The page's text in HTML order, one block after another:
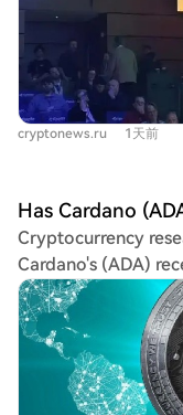
connection with
transfers between
Cardano within a
its mainnet impact remains
targets $0.22,
could invalidate
price toward the
stated Cardano
with other
Cardano PRIME
to increase
This project has
Cardano treasury,
key drivers for
that the top DeFi
Dano Finance,
recent successful
fork, designed to
prepare for future
cryptonews.ru 1天前
Cryptocurrency
Cardano's (ADA)
indicate a price
its 7-day and 30-
increase of
attributed largely
these investors